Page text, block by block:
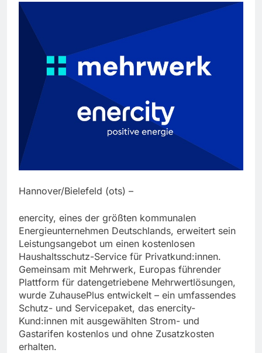
Hannover/Bielefeld (ots) –
enercity, eines der größten kommunalen
Energieunternehmen Deutschlands, erweitert sein
Leistungsangebot um einen kostenlosen
Haushaltsschutz-Service für Privatkund:innen.
Gemeinsam mit Mehrwerk, Europas führender
Plattform für datengetriebene Mehrwertlösungen,
wurde ZuhausePlus entwickelt – ein umfassendes
Schutz- und Servicepaket, das enercity-
Kund:innen mit ausgewählten Strom- und
Gastarifen kostenlos und ohne Zusatzkosten
erhalten.